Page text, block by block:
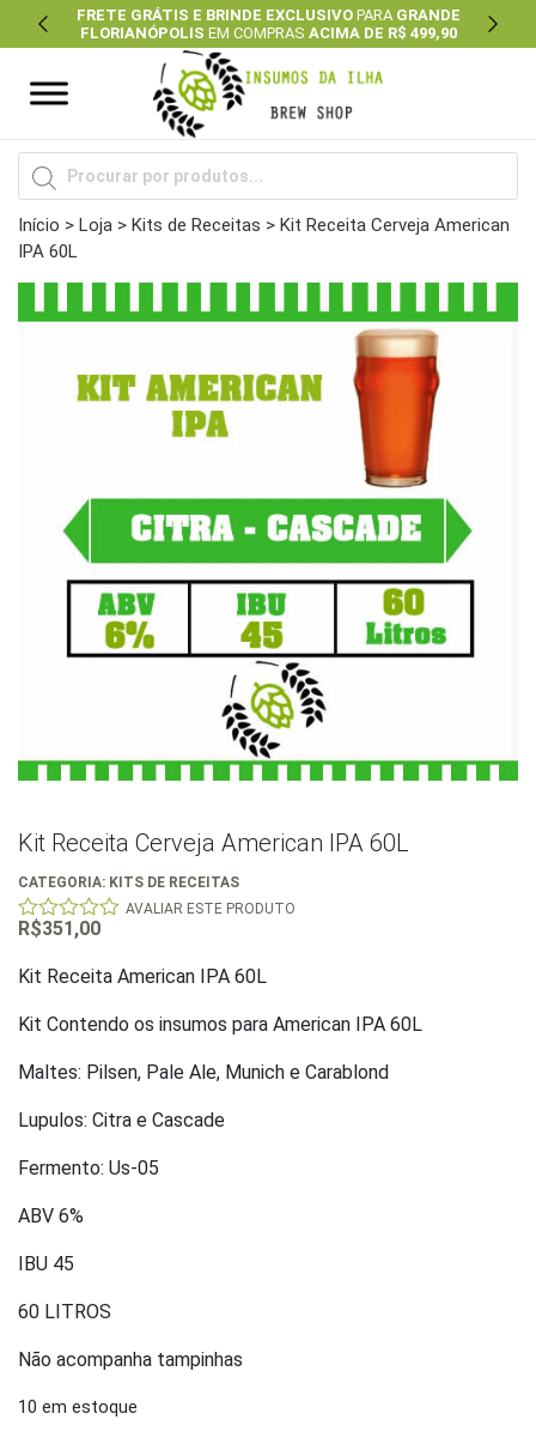
FRETE GRÁTIS E BRINDE EXCLUSIVOPARA GRANDE
FLORIANÓPOLIS EM COMPRAS ACIMA DE R$ 499,90
Previous Next
Pesquisar
produtos
Início > Loja > Kits de Receitas > Kit Receita Cerveja American
IPA 60L
Kit Receita Cerveja American IPA 60L
CATEGORIA: KITS DE RECEITAS
0
of
5
AVALIAR ESTE PRODUTO
R$351,00
Kit Receita American IPA 60L
Kit Contendo os insumos para American IPA 60L
Maltes: Pilsen, Pale Ale, Munich e Carablond
Lupulos: Citra e Cascade
Fermento: Us-05
ABV 6%
IBU 45
60 LITROS
Não acompanha tampinhas
10 em estoque